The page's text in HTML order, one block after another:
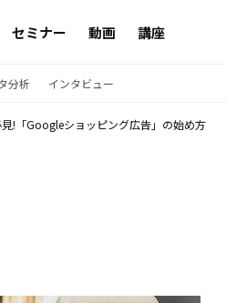
セミナー 動画 講座
分析 インタビュー
!「Googleショッピング広告」の始め方